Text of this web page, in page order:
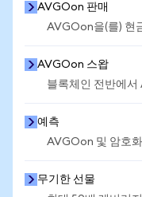
AVGOon 판매
AVGOon을(를) 현
AVGOon 스왑
블록체인 전반에
예측
AVGOon 및 암호
무기한 선물